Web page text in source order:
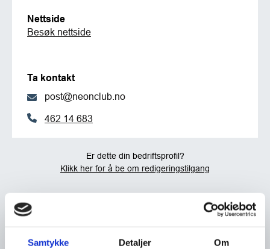
Samtykke Detaljer Om
Nettside
Besøk nettside
Ta kontakt
post@neonclub.no
462 14 683
Er dette din bedriftsprofil?
Klikk her for å be om redigeringstilgang